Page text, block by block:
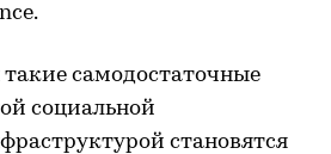
самодостаточные
социальной
становятся